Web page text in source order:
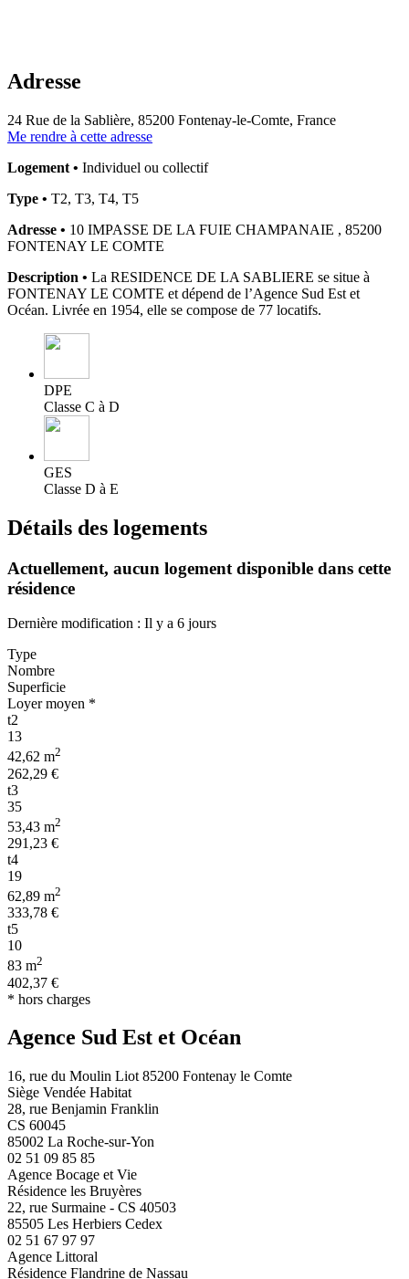
Adresse
24 Rue de la Sablière, 85200 Fontenay-le-Comte, France
Me rendre à cette adresse
Logement • Individuel ou collectif
Type • T2, T3, T4, T5
Adresse • 10 IMPASSE DE LA FUIE CHAMPANAIE , 85200
FONTENAY LE COMTE
Description • La RESIDENCE DE LA SABLIERE se situe à
FONTENAY LE COMTE et dépend de l’Agence Sud Est et
Océan. Livrée en 1954, elle se compose de 77 locatifs.
DPE
Classe C à D
GES
Classe D à E
Détails des logements
Actuellement, aucun logement disponible dans cette
résidence
Dernière modification : Il y a 6 jours
Type
Nombre
Superficie
Loyer moyen *
t2
13
42,62 m2
262,29 €
t3
35
53,43 m2
291,23 €
t4
19
62,89 m2
333,78 €
t5
10
83 m2
402,37 €
* hors charges
Agence Sud Est et Océan
16, rue du Moulin Liot 85200 Fontenay le Comte
Siège Vendée Habitat
28, rue Benjamin Franklin
CS 60045
85002 La Roche-sur-Yon
02 51 09 85 85
Agence Bocage et Vie
Résidence les Bruyères
22, rue Surmaine - CS 40503
85505 Les Herbiers Cedex
02 51 67 97 97
Agence Littoral
Résidence Flandrine de Nassau